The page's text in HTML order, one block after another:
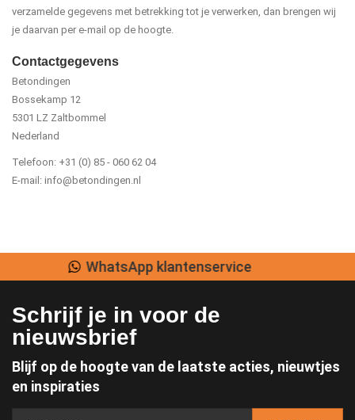
verzamelde gegevens met betrekking tot je verwerken, dan brengen wij
je daarvan per e-mail op de hoogte.
Contactgegevens
Betondingen
Bossekamp 12
5301 LZ Zaltbommel
Nederland
Telefoon: +31 (0) 85 - 060 62 04
E-mail: info@betondingen.nl
Lage verzendkosten
Schrijf je in voor de
nieuwsbrief
Blijf op de hoogte van de laatste acties, nieuwtjes
en inspiraties